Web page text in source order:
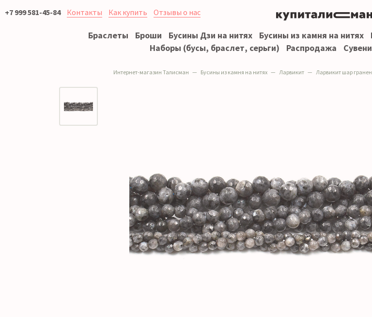
+7 999 581-45-84 Контакты Как купить Отзывы о нас
Браслеты Броши Бусины Дзи на нитях Бусины из камня на нитях
Наборы (бусы, браслет, серьги)
Распродажа
Интернет-магазин Талисман Бусины из камня на нитях Ларвикит Ларвикит шар